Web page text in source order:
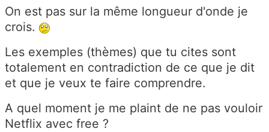
On est pas sur la même longueur d'onde je
crois.
Les exemples (thèmes) que tu cites sont
totalement en contradiction de ce que je dit
et que je veux te faire comprendre.
A quel moment je me plaint de ne pas vouloir
Netflix avec free ?